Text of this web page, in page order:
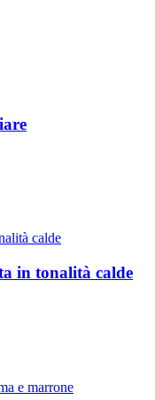
in tonalità calde